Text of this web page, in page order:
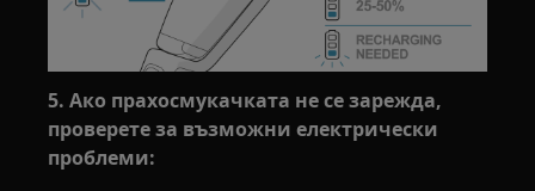
5. Ако прахосмукачката не се зарежда,
проверете за възможни електрически
проблеми: